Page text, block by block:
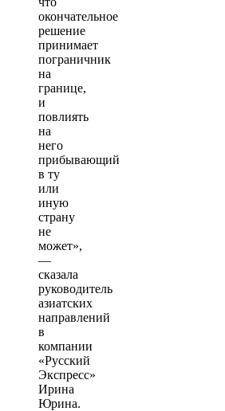
окончательное
решение
принимает
пограничник
на
границе,
и
повлиять
на
него
прибывающий
в ту
или
иную
страну
не
может»,
—
сказала
руководитель
азиатских
направлений
в
компании
«Русский
Экспресс»
Ирина
Юрина.